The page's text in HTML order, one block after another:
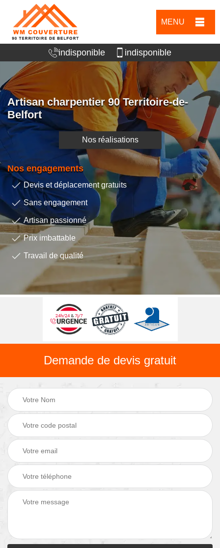
MENU
indisponible indisponible
Artisan charpentier 90 Territoire-de-
Belfort
Nos réalisations
Nos engagements
Devis et déplacement gratuits
Sans engagement
Artisan passionné
Prix imbattable
Travail de qualité
Demande de devis gratuit